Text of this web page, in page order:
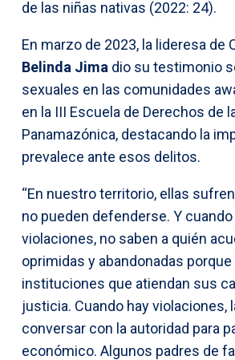
de las niñas nativas (2022: 24).
En marzo de 2023, la lideresa de
Belinda Jima dio su testimonio
sexuales en las comunidades
en la III Escuela de Derechos de
Panamazónica, destacando la
prevalece ante esos delitos.
“En nuestro territorio, ellas
no pueden defenderse. Y
violaciones, no saben a quién
oprimidas y abandonadas porque
instituciones que atiendan sus
justicia. Cuando hay violaciones,
conversar con la autoridad para
económico. Algunos padres de